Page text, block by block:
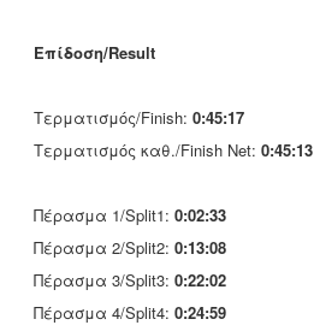
Επίδοση/Result
Τερματισμός/Finish: 0:45:17
Τερματισμός καθ./Finish Net: 0:45:13
Πέρασμα 1/Split1: 0:02:33
Πέρασμα 2/Split2: 0:13:08
Πέρασμα 3/Split3: 0:22:02
Πέρασμα 4/Split4: 0:24:59